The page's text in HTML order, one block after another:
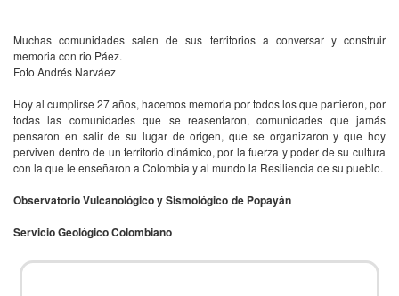
Muchas comunidades salen de sus territorios a conversar y construir
memoria con rio Páez.
Foto Andrés Narváez
Hoy al cumplirse 27 años, hacemos memoria por todos los que partieron, por
todas las comunidades que se reasentaron, comunidades que jamás
pensaron en salir de su lugar de origen, que se organizaron y que hoy
perviven dentro de un territorio dinámico, por la fuerza y poder de su cultura
con la que le enseñaron a Colombia y al mundo la Resiliencia de su pueblo.
Observatorio Vulcanológico y Sismológico de Popayán
Servicio Geológico Colombiano